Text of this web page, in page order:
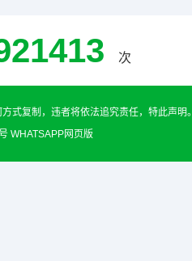
次
式复制，违者将依法追究责任，特此声明。
WHATSAPP网页版